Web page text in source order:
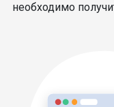
необходимо